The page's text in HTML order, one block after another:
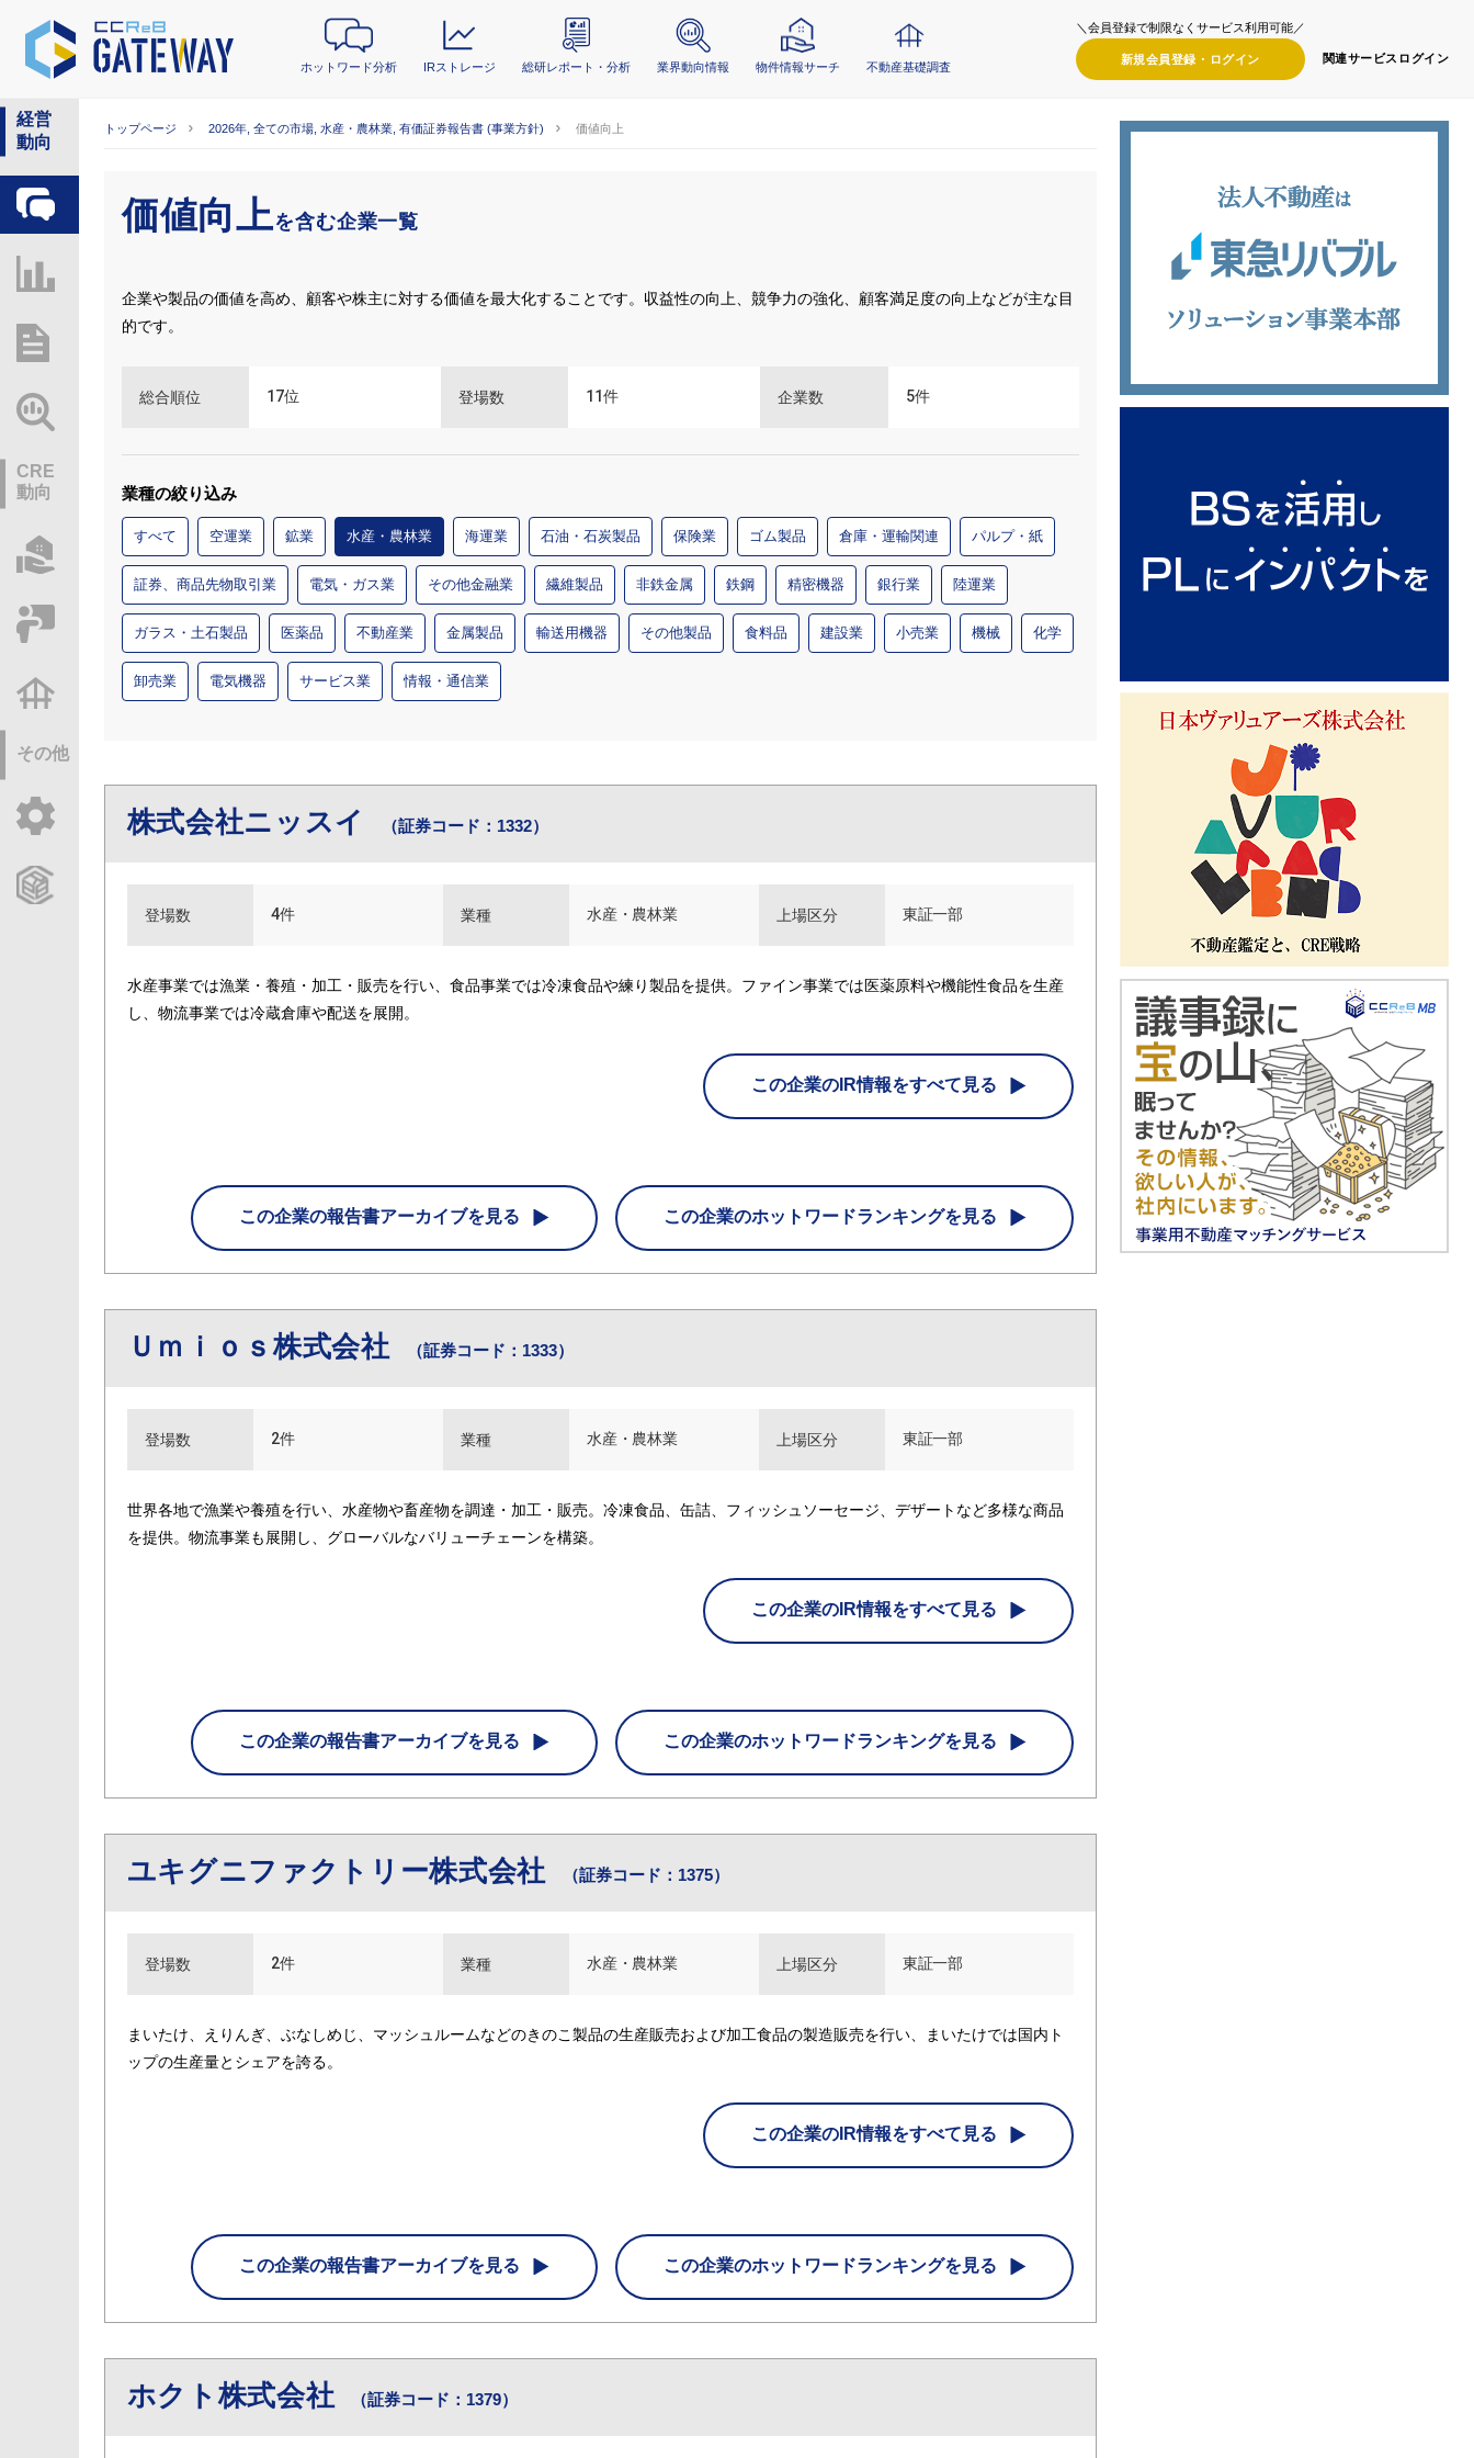
ホットワード分析 IRストレージ 総研レポート・分析 業界動向情報 物件情報サーチ 不動産基礎調査
＼会員登録で制限なくサービス利用可能／
新規会員登録・ ログイン 関連サービス ログイン
経営
動向
ホットワード分析
業界動向情報
CRE
動向
物件情報サーチ
セミナー・研修
不動産基礎調査
その他
ご利用ガイド
トップページ 2026年, 全ての市場, 水産・農林業, 有価証券報告書 (事業方針) 価値向上
価値向上を含む企業一覧
企業や製品の価値を高め、顧客や株主に対する価値を最大化することです。収益性の向上、競争力の強化、顧客満足度の向上などが主な目
的です。
総合順位 17位 登場数 11件 企業数 5件
業種の絞り込み
すべて 空運業 鉱業 水産・農林業 海運業 石油・石炭製品 保険業 ゴム製品 倉庫・運輸関連 パルプ・紙
証券、商品先物取引業 電気・ガス業 その他金融業 繊維製品 非鉄金属 鉄鋼 精密機器 銀行業 陸運業
ガラス・土石製品 医薬品 不動産業 金属製品 輸送用機器 その他製品 食料品 建設業 小売業 機械 化学
卸売業 電気機器 サービス業 情報・通信業
株式会社ニッスイ （証券コード：1332）
登場数 4件 業種 水産・農林業 上場区分 東証一部
水産事業では漁業・養殖・加工・販売を行い、食品事業では冷凍食品や練り製品を提供。ファイン事業では医薬原料や機能性食品を生産
し、物流事業では冷蔵倉庫や配送を展開。
この企業のIR情報をすべて見る
この企業の報告書アーカイブを見る この企業のホットワードランキングを見る
Ｕｍｉｏｓ株式会社 （証券コード：1333）
登場数 2件 業種 水産・農林業 上場区分 東証一部
世界各地で漁業や養殖を行い、水産物や畜産物を調達・加工・販売。冷凍食品、缶詰、フィッシュソーセージ、デザートなど多様な商品
を提供。物流事業も展開し、グローバルなバリューチェーンを構築。
この企業のIR情報をすべて見る
この企業の報告書アーカイブを見る この企業のホットワードランキングを見る
ユキグニファクトリー株式会社 （証券コード：1375）
登場数 2件 業種 水産・農林業 上場区分 東証一部
まいたけ、えりんぎ、ぶなしめじ、マッシュルームなどのきのこ製品の生産販売および加工食品の製造販売を行い、まいたけでは国内ト
ップの生産量とシェアを誇る。
この企業のIR情報をすべて見る
この企業の報告書アーカイブを見る この企業のホットワードランキングを見る
ホクト株式会社 （証券コード：1379）